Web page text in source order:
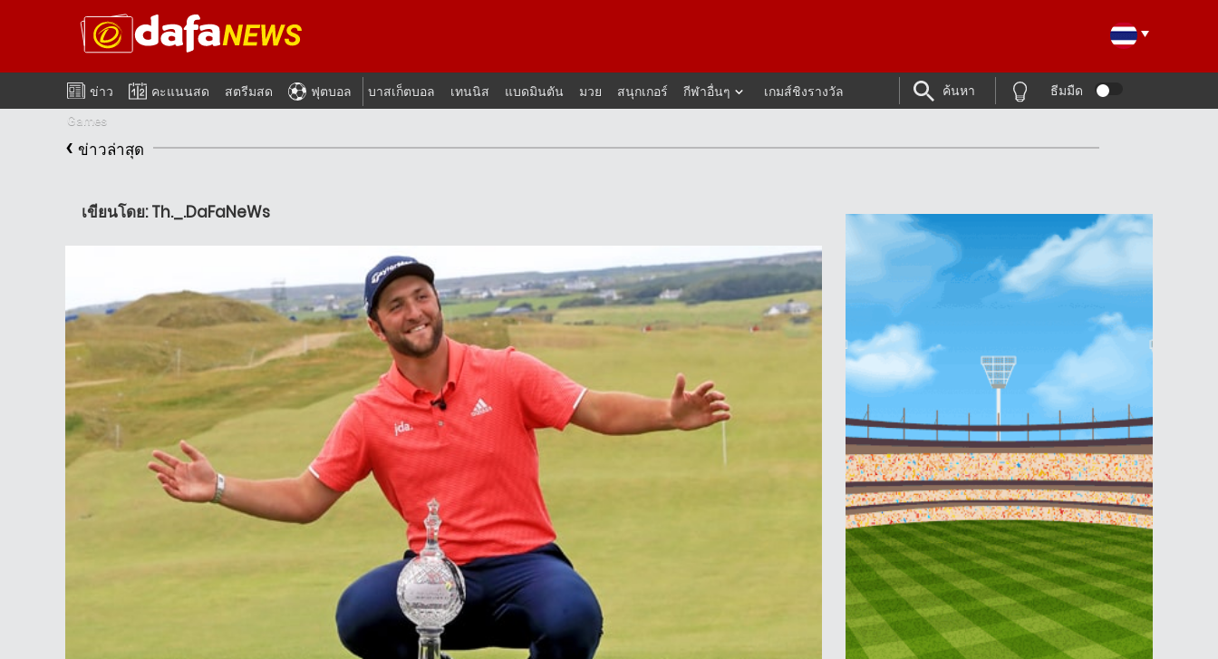
ข่าว คะแนนสด สตรีมสด ฟุตบอล บาสเก็ตบอล เทนนิส แบดมินตัน มวย สนุกเกอร์ กีฬาอื่นๆ
เกมส์ชิงรางวัล
Games
ค้นหา ธีมมืด
‹ ข่าวล่าสุด
เขียนโดย: Th._.DaFaNeWs